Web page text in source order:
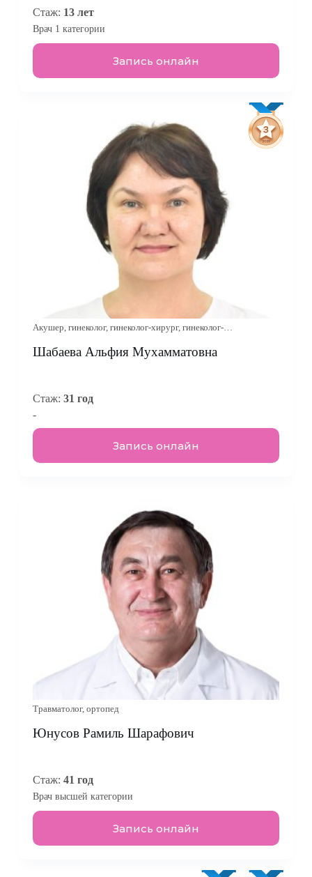
Стаж: 13 лет
Врач 1 категории
Запись онлайн
Акушер, гинеколог, гинеколог-хирург, гинеколог-
Шабаева Альфия Мухамматовна
Стаж: 31 год
-
Запись онлайн
Травматолог, ортопед
Юнусов Рамиль Шарафович
Стаж: 41 год
Врач высшей категории
Запись онлайн